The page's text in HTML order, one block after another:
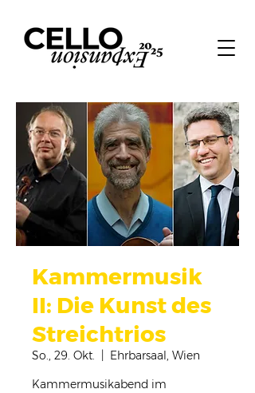
Kammermusik
II: Die Kunst des
Streichtrios
So., 29. Okt.
Ehrbarsaal, Wien
Kammermusikabend im